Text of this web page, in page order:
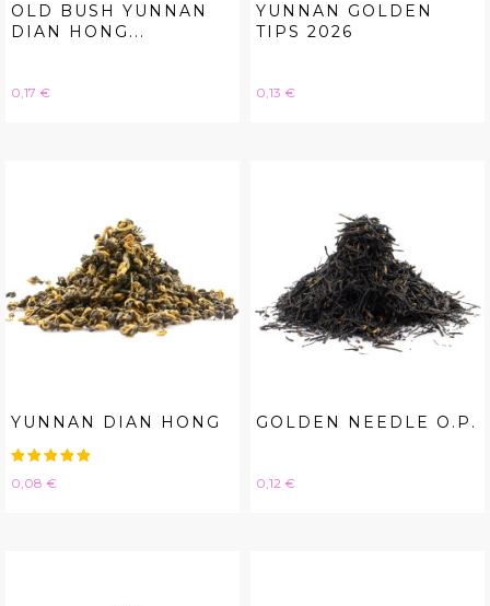
OLD BUSH YUNNAN
DIAN HONG...
Hinta
0,17 €
YUNNAN GOLDEN
TIPS 2026
Hinta
0,13 €
YUNNAN DIAN HONG
Hinta
0,08 €
GOLDEN NEEDLE O.P.
Hinta
0,12 €